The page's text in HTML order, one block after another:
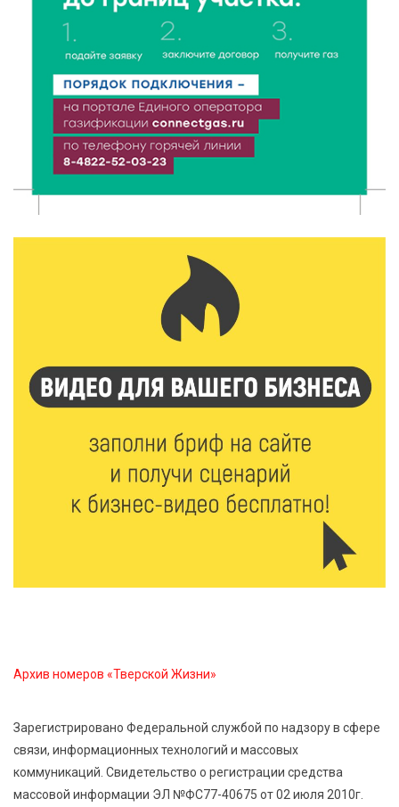
реставрация фасада исторической
Крестовоздвиженской церкви
7 Авг 2026 18:01 283
День арбуза отметили ребята в Андреапольском
Доме культуры
7 Авг 2026 17:02 320
Без прав и лицензий: итоги проверки таксистов в
7 Авг 2026 16:02 516
Сладкая программа в Твери: дегустация мёда и
рассказ о жизни пчёл
Открыт набор на программу амбассадоров для
студентов российских вузов
Жителям Тверской области напомнили об
Золотой век “Горьковки”: как А. М. Кузнецова
7 Авг 2026 15:30 301
«Россети Центр» отремонтировали почти 270
трансформаторных подстанций и более 146 км ЛЭП
Архив номеров «Тверской Жизни»
Зарегистрировано Федеральной службой по надзору в сфере
связи, информационных технологий и массовых
коммуникаций. Свидетельство о регистрации средства
массовой информации ЭЛ №ФС77-40675 от 02 июля 2010г.